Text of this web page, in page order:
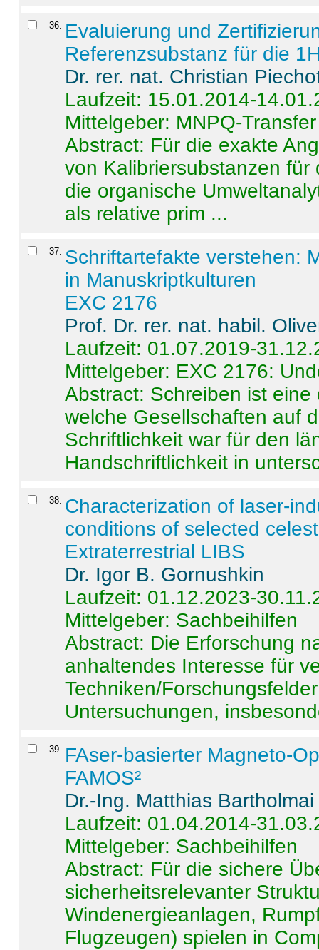
36. Evaluierung und
Referenzsubstanz für die
Dr. rer. nat. Christian
Laufzeit: 15.01.2014-
Mittelgeber: MNPQ-Transfer
Abstract: Für die exakte
von Kalibriersubstanzen
die organische
als relative prim ...
37. Schriftartefakte verstehen:
in Manuskriptkulturen
EXC 2176
Prof. Dr. rer. nat. habil.
Laufzeit: 01.07.2019-
Mittelgeber: EXC 2176:
Abstract: Schreiben ist
welche Gesellschaften auf
Schriftlichkeit war für den
Handschriftlichkeit in
38. Characterization of laser-
conditions of selected
Extraterrestrial LIBS
Dr. Igor B. Gornushkin
Laufzeit: 01.12.2023-
Mittelgeber: Sachbeihilfen
Abstract: Die Erforschung
anhaltendes Interesse für
Techniken/
Untersuchungen,
39. FAser-basierter Magneto-
FAMOS²
Dr.-Ing. Matthias Bartholmai
Laufzeit: 01.04.2014-
Mittelgeber: Sachbeihilfen
Abstract: Für die sichere
sicherheitsrelevanter
Windenergieanlagen,
Flugzeugen) spielen in